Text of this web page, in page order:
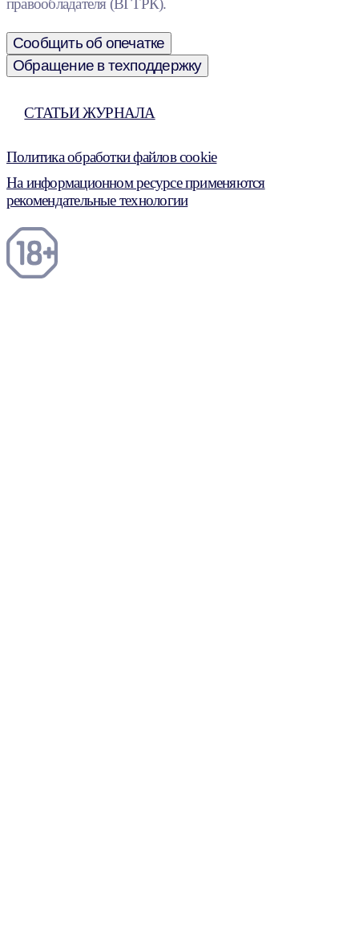
правообладателя (ВГТРК).
Сообщить об опечатке
Обращение в техподдержку
СТАТЬИ ЖУРНАЛА
Политика обработки файлов cookie
На информационном ресурсе применяются
рекомендательные технологии